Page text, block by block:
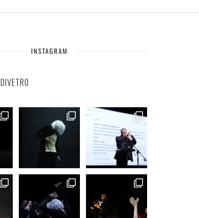
INSTAGRAM